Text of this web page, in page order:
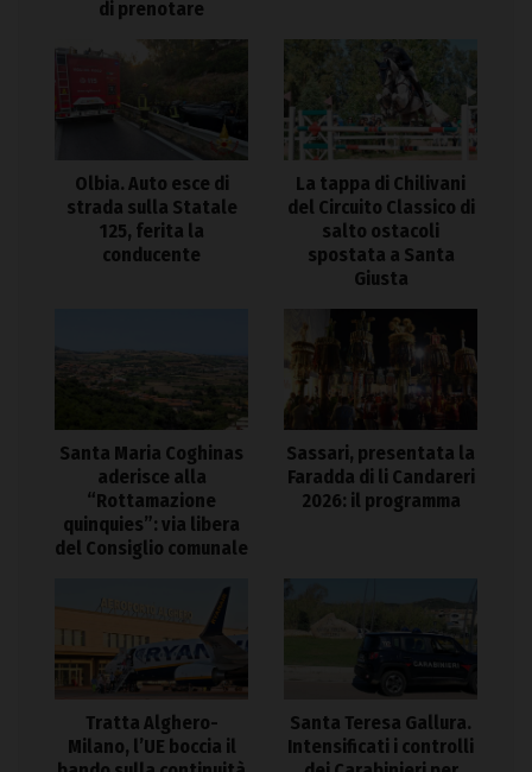
di prenotare
Olbia. Auto esce di
strada sulla Statale
125, ferita la
conducente
La tappa di Chilivani
del Circuito Classico di
salto ostacoli
spostata a Santa
Giusta
Santa Maria Coghinas
aderisce alla
“Rottamazione
quinquies”: via libera
del Consiglio comunale
Sassari, presentata la
Faradda di li Candareri
2026: il programma
Tratta Alghero-
Milano, l’UE boccia il
Santa Teresa Gallura.
Intensificati i controlli